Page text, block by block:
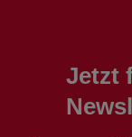
Jetzt